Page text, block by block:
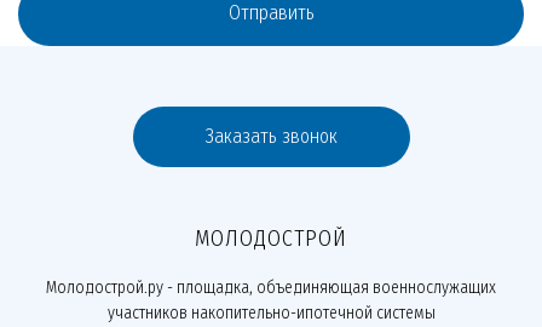
Отправить
Заказать звонок
МОЛОДОСТРОЙ
Молодострой.ру - площадка, объединяющая военнослужащих
участников накопительно-ипотечной системы